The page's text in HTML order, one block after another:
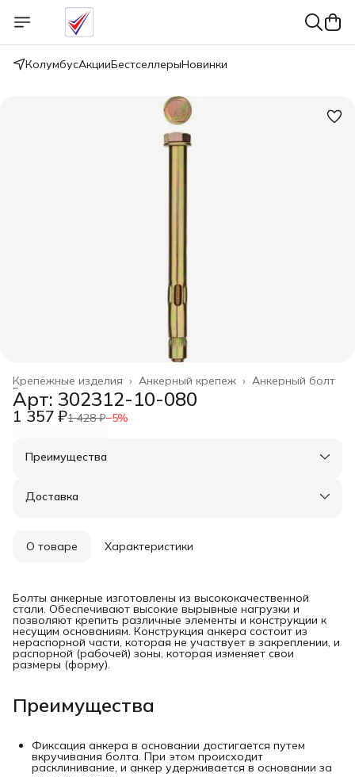
КолумбусАкцииБестселлерыНовинки
Анкерный болт
Анкерный крепеж ›
Крепёжные изделия ›
Главная ›
Арт: 302312-10-080
1 357 ₽1 428 ₽−5%
Преимущества
Оплата частями в Сплит
Удобный возврат
Доставка
О товаре Характеристики
Болты анкерные изготовлены из высококачественной
стали. Обеспечивают высокие вырывные нагрузки и
позволяют крепить различные элементы и конструкции к
несущим основаниям. Конструкция анкера состоит из
нераспорной части, которая не участвует в закреплении, и
распорной (рабочей) зоны, которая изменяет свои
размеры (форму).
Преимущества
Фиксация анкера в основании достигается путем
вкручивания болта. При этом происходит
расклинивание, и анкер удерживается в основании за